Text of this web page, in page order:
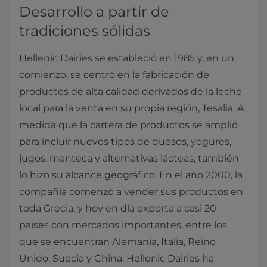
Desarrollo a partir de
tradiciones sólidas
Hellenic Dairies se estableció en 1985 y, en un
comienzo, se centró en la fabricación de
productos de alta calidad derivados de la leche
local para la venta en su propia región, Tesalia. A
medida que la cartera de productos se amplió
para incluir nuevos tipos de quesos, yogures,
jugos, manteca y alternativas lácteas, también
lo hizo su alcance geográfico. En el año 2000, la
compañía comenzó a vender sus productos en
toda Grecia, y hoy en día exporta a casi 20
países con mercados importantes, entre los
que se encuentran Alemania, Italia, Reino
Unido, Suecia y China. Hellenic Dairies ha